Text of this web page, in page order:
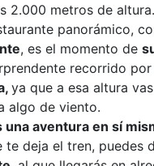
2.000 metros de
panorámico,
, es el momento de
recorrido
ya que a esa altura
algo de viento.
aventura en sí
te deja el tren, puedes